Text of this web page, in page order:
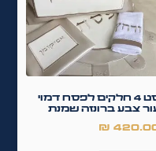
סט 4 חלקים לפסח דמוי
צבע ברונזה שמנת
₪